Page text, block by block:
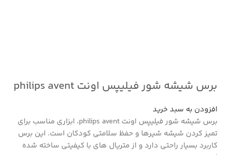
برس شیشه شور فیلیپس اونت philips avent
افزودن به سبد خرید
برس شیشه شور فیلیپس اونت philips avent، ابزاری مناسب برای
تمیز کردن شیشه شیرها و حفظ سلامتی کودکان است. این برس
کاربرد بسیار راحتی دارد و از متریال های با کیفیتی ساخته شده